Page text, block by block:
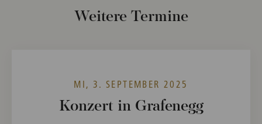
Weitere Termine
MI, 3. SEPTEMBER 2025
Konzert in Grafenegg